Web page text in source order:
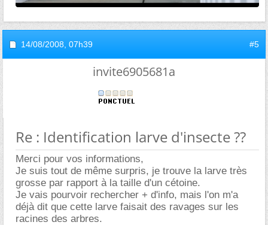
14/08/2008, 07h39 #5
invite6905681a
Re : Identification larve d'insecte ??
Merci pour vos informations,
Je suis tout de même surpris, je trouve la larve très
grosse par rapport à la taille d'un cétoine.
Je vais pourvoir rechercher + d'info, mais l'on m'a
déjà dit que cette larve faisait des ravages sur les
racines des arbres.